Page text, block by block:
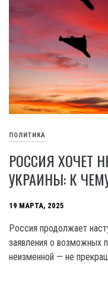
ПОЛИТИКА
РОССИЯ ХОЧЕТ
УКРАИНЫ: К
19 МАРТА, 2025
Россия продолжает
заявления о возможных
неизменной — не